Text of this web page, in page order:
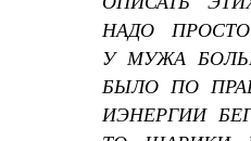
НАДО ПРОСТО
У МУЖА
БЫЛО ПО
ИЭНЕРГИИ